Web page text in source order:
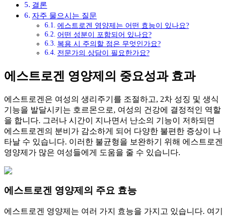
결론
자주 물으시는 질문
에스트로겐 영양제는 어떤 효능이 있나요?
어떤 성분이 포함되어 있나요?
복용 시 주의할 점은 무엇인가요?
전문가의 상담이 필요한가요?
에스트로겐 영양제의 중요성과 효과
에스트로겐은 여성의 생리주기를 조절하고, 2차 성징 및 생식
기능을 발달시키는 호르몬으로, 여성의 건강에 결정적인 역할
을 합니다. 그러나 시간이 지나면서 난소의 기능이 저하되면
에스트로겐의 분비가 감소하게 되어 다양한 불편한 증상이 나
타날 수 있습니다. 이러한 불균형을 보완하기 위해 에스트로겐
영양제가 많은 여성들에게 도움을 줄 수 있습니다.
에스트로겐 영양제의 주요 효능
에스트로겐 영양제는 여러 가지 효능을 가지고 있습니다. 여기